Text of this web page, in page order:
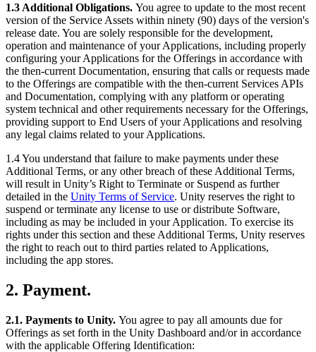
1.3 Additional Obligations. You agree to update to the most recent
version of the Service Assets within ninety (90) days of the version's
release date. You are solely responsible for the development,
operation and maintenance of your Applications, including properly
configuring your Applications for the Offerings in accordance with
the then-current Documentation, ensuring that calls or requests made
to the Offerings are compatible with the then-current Services APIs
and Documentation, complying with any platform or operating
system technical and other requirements necessary for the Offerings,
providing support to End Users of your Applications and resolving
any legal claims related to your Applications.
1.4 You understand that failure to make payments under these
Additional Terms, or any other breach of these Additional Terms,
will result in Unity’s Right to Terminate or Suspend as further
detailed in the Unity Terms of Service. Unity reserves the right to
suspend or terminate any license to use or distribute Software,
including as may be included in your Application. To exercise its
rights under this section and these Additional Terms, Unity reserves
the right to reach out to third parties related to Applications,
including the app stores.
2. Payment.
2.1. Payments to Unity. You agree to pay all amounts due for
Offerings as set forth in the Unity Dashboard and/or in accordance
with the applicable Offering Identification: